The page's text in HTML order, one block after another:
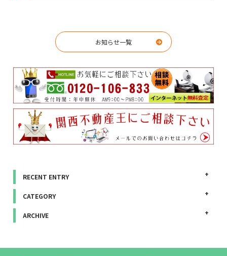
お知らせ一覧
RECENT ENTRY
CATEGORY
ARCHIVE